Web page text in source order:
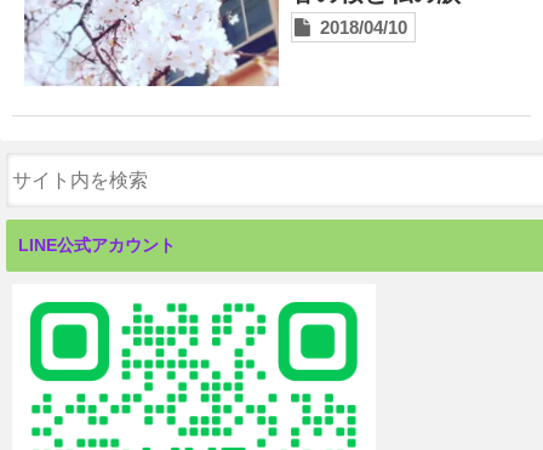
ソーシャルワーク研究会
週末緊急シェルター
ご支援のお願い
ブログ
Close
2018/04/10
LINE公式アカウント